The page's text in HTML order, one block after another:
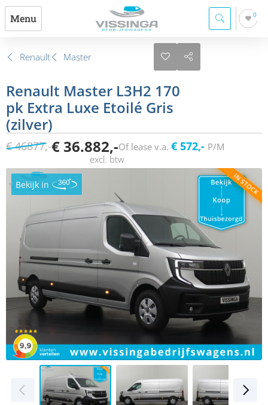
Menu 0
Renault Master
Renault Master L3H2 170
pk Extra Luxe Etoilé Gris
(zilver)
€ 46877,-€ 36.882,-Of lease v.a. € 572,- P/M
Bekijk in